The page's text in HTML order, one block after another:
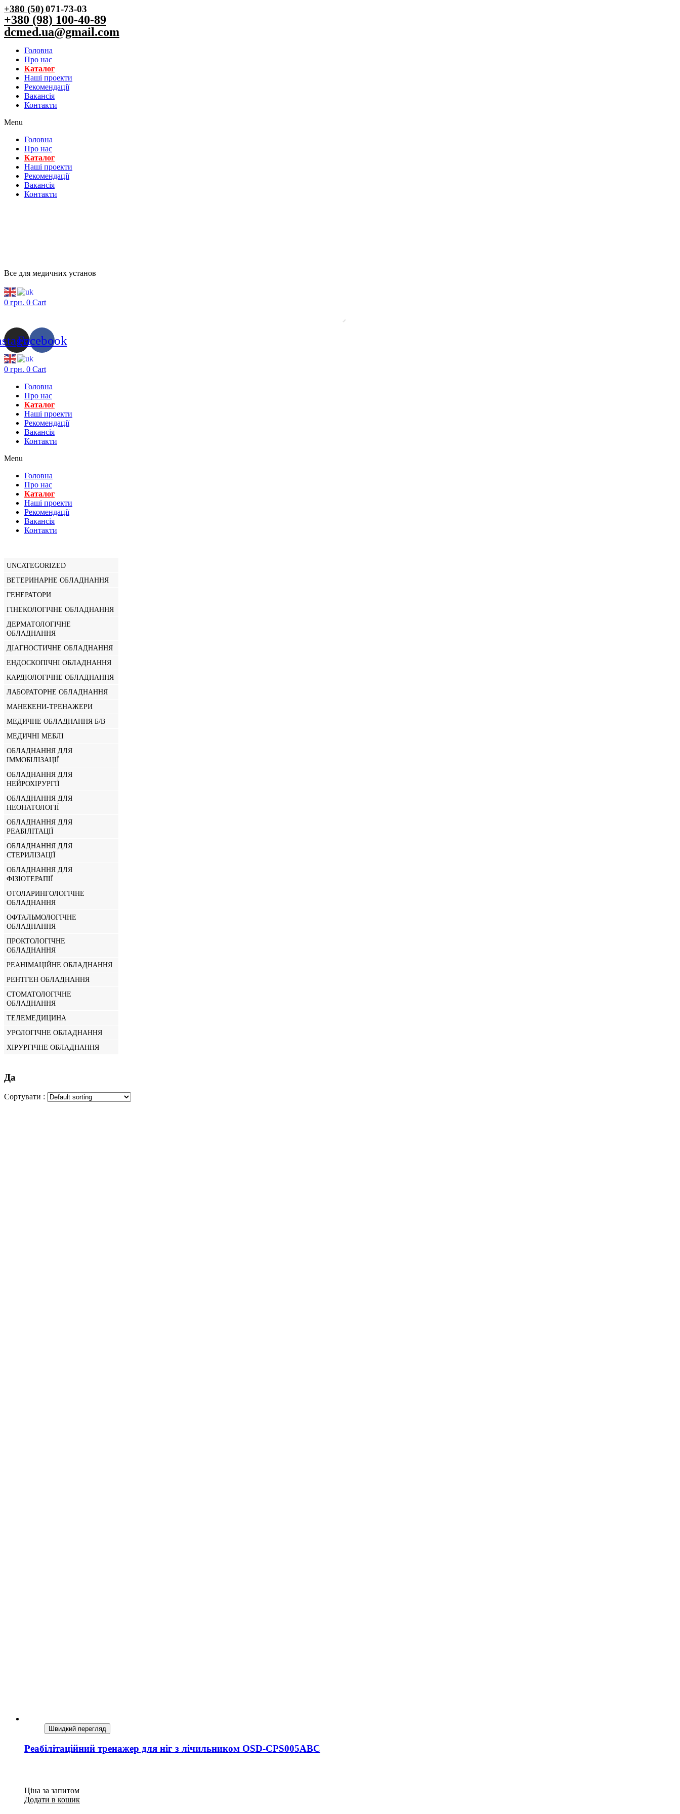
+380 (50)071-73-03
+380 (98) 100-40-89
dcmed.ua@gmail.com
Головна
Про нас
Каталог
Нашi проекти
Рекомендації
Вакансiя
Контакти
Menu
Головна
Про нас
Каталог
Нашi проекти
Рекомендації
Вакансiя
Контакти
Все для медичних установ
0 грн. 0 Cart
Facebook
0 грн. 0 Cart
Головна
Про нас
Каталог
Нашi проекти
Рекомендації
Вакансiя
Контакти
Menu
Головна
Про нас
Каталог
Нашi проекти
Рекомендації
Вакансiя
Контакти
UNCATEGORIZED
ВЕТЕРИНАРНЕ ОБЛАДНАННЯ
ГЕНЕРАТОРИ
ГІНЕКОЛОГІЧНЕ ОБЛАДНАННЯ
ДЕРМАТОЛОГІЧНЕ
ОБЛАДНАННЯ
ДІАГНОСТИЧНЕ ОБЛАДНАННЯ
ЕНДОСКОПІЧНІ ОБЛАДНАННЯ
КАРДІОЛОГІЧНЕ ОБЛАДНАННЯ
ЛАБОРАТОРНЕ ОБЛАДНАННЯ
МАНЕКЕНИ-ТРЕНАЖЕРИ
МЕДИЧНЕ ОБЛАДНАННЯ Б/В
МЕДИЧНІ МЕБЛІ
ОБЛАДНАННЯ ДЛЯ
ІММОБІЛІЗАЦІЇ
ОБЛАДНАННЯ ДЛЯ
НЕЙРОХІРУРГІЇ
ОБЛАДНАННЯ ДЛЯ
НЕОНАТОЛОГІЇ
ОБЛАДНАННЯ ДЛЯ
РЕАБІЛІТАЦІЇ
ОБЛАДНАННЯ ДЛЯ
СТЕРИЛІЗАЦІЇ
ОБЛАДНАННЯ ДЛЯ
ФІЗІОТЕРАПІЇ
ОТОЛАРИНГОЛОГІЧНЕ
ОБЛАДНАННЯ
ОФТАЛЬМОЛОГІЧНЕ
ОБЛАДНАННЯ
ПРОКТОЛОГІЧНЕ
ОБЛАДНАННЯ
РЕАНІМАЦІЙНЕ ОБЛАДНАННЯ
РЕНТГЕН ОБЛАДНАННЯ
СТОМАТОЛОГІЧНЕ
ОБЛАДНАННЯ
ТЕЛЕМЕДИЦИНА
УРОЛОГІЧНЕ ОБЛАДНАННЯ
ХІРУРГІЧНЕ ОБЛАДНАННЯ
Да
Сортувати :
Швидкий перегляд
Реабілітаційний тренажер для ніг з лічильником OSD-CPS005ABC
Ціна за запитом
Додати в кошик